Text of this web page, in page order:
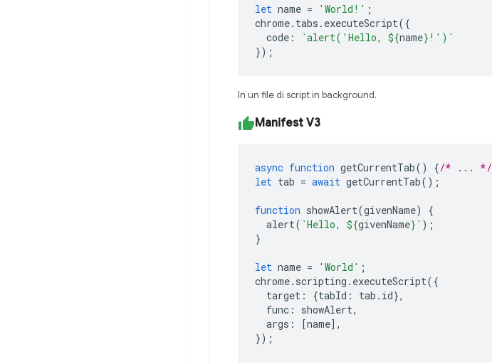
let name = 'World!' ;
chrome. tabs . executeScript({
code : `alert('Hello, ${name} !')`
});
In un file di script in background.
Manifest V3
async function getCurrentTab() {/* ... */
let tab = await getCurrentTab();
function showAlert(givenName)
{
alert( `Hello, ${givenName} ` );
}
let name = 'World' ;
chrome. scripting . executeScript({
target : {tabId : tab . id},
func : showAlert,
args : [name],
});